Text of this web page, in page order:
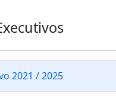
Executivo 2021 / 2025